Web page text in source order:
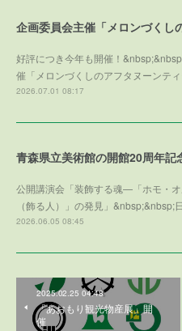
好評につき今年も開催！
催「メロンづくしのアフタヌーンテ
2026.07.01 08:17
公開講演会「装飾する魂—「ホモ・
（飾る人）」の発見」
2026.06.05 08:45
2025.02.25 04:48
「あおもり観光物産展」開
催